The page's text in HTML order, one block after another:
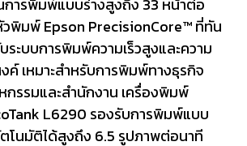
นการพิมพ์แบบร่างสูงถึง 33 หน้าต่อ
พิมพ์ Epson PrecisionCore™ ที่ทัน
ะบบการพิมพ์ความเร็วสูงและความ
ค์ เหมาะสำหรับการพิมพ์ทางธุรกิจ
กรรมและสำนักงาน เครื่องพิมพ์
L6290 รองรับการพิมพ์แบบ
โนมัติได้สูงถึง 6.5 รูปภาพต่อนาที